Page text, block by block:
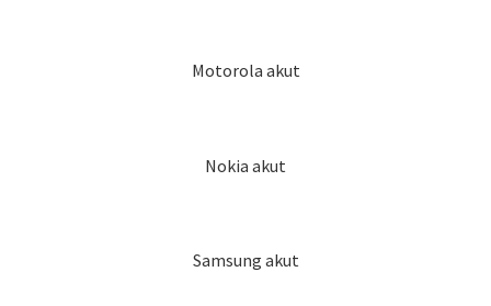
Motorola akut
Nokia akut
Samsung akut